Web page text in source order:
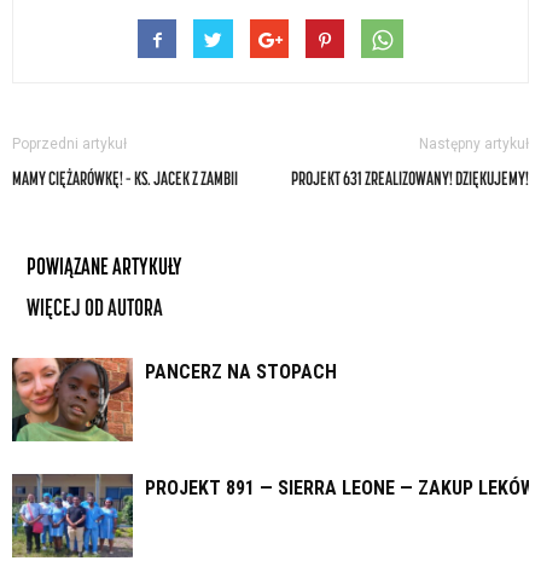
Poprzedni artykuł
MAMY CIĘŻARÓWKĘ! – KS. JACEK Z ZAMBII
Następny artykuł
PROJEKT 631 ZREALIZOWANY! DZIĘKUJEMY!
POWIĄZANE ARTYKUŁY
WIĘCEJ OD AUTORA
PANCERZ NA STOPACH
PROJEKT 891 — SIERRA LEONE — ZAKUP LEKÓW